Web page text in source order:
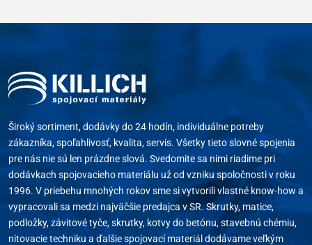
Široký sortiment, dodávky do 24 hodín, individuálne potreby
zákazníka, spoľahlivosť, kvalita, servis. Všetky tieto slovné spojenia
pre nás nie sú len prázdne slová. Svedomite sa nimi riadime pri
dodávkach spojovacieho materiálu už od vzniku spoločnosti v roku
1996. V priebehu mnohých rokov sme si vytvorili vlastné know-how a
vypracovali sa medzi najväčšie predajca v SR. Skrutky, matice,
podložky, závitové tyče, skrutky, kotvy do betónu, stavebnú chémiu,
nitovacie techniku a ďalšie spojovací materiál dodávame veľkým